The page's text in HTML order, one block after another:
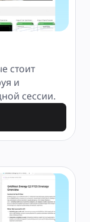
стоит
и
сессии.